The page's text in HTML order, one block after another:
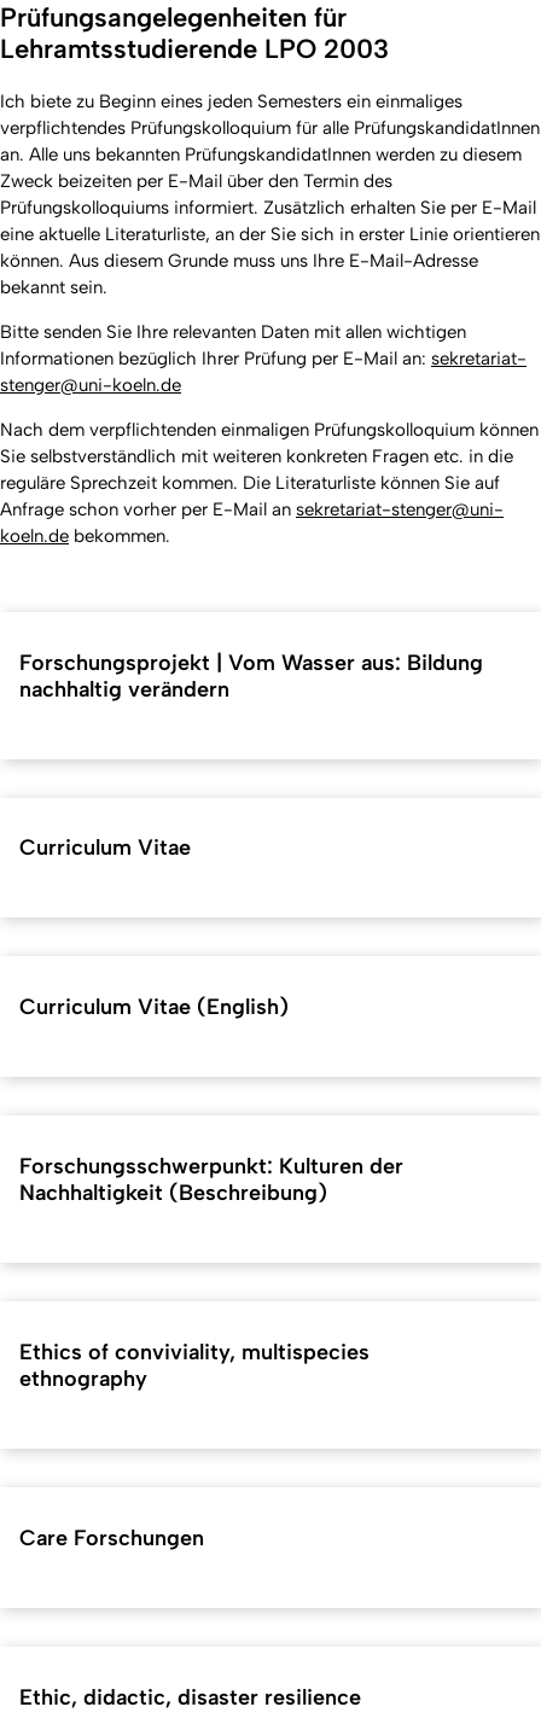
Prüfungsangelegenheiten für
Lehramtsstudierende LPO 2003
Ich biete zu Beginn eines jeden Semesters ein einmaliges
verpflichtendes Prüfungskolloquium für alle PrüfungskandidatInnen
an. Alle uns bekannten PrüfungskandidatInnen werden zu diesem
Zweck beizeiten per E-Mail über den Termin des
Prüfungskolloquiums informiert. Zusätzlich erhalten Sie per E-Mail
eine aktuelle Literaturliste, an der Sie sich in erster Linie orientieren
können. Aus diesem Grunde muss uns Ihre E-Mail-Adresse
bekannt sein.
Bitte senden Sie Ihre relevanten Daten mit allen wichtigen
Informationen bezüglich Ihrer Prüfung per E-Mail an: sekretariat-
stenger@uni-koeln.de
Nach dem verpflichtenden einmaligen Prüfungskolloquium können
Sie selbstverständlich mit weiteren konkreten Fragen etc. in die
reguläre Sprechzeit kommen. Die Literaturliste können Sie auf
Anfrage schon vorher per E-Mail an sekretariat-stenger@uni-
koeln.de bekommen.
Forschungsprojekt | Vom Wasser aus: Bildung
nachhaltig verändern
Curriculum Vitae
Curriculum Vitae (English)
Forschungsschwerpunkt: Kulturen der
Nachhaltigkeit (Beschreibung)
Ethics of conviviality, multispecies
ethnography
Care Forschungen
Ethic, didactic, disaster resilience